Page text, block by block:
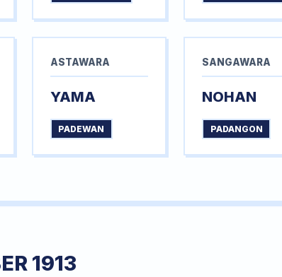
ASTAWARA
YAMA
PADEWAN
SANGAWARA
NOHAN
PADANGON
1913